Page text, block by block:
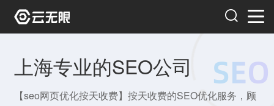
上海专业的SEO公司
【seo网页优化按天收费】按天收费的SEO优化服务，顾